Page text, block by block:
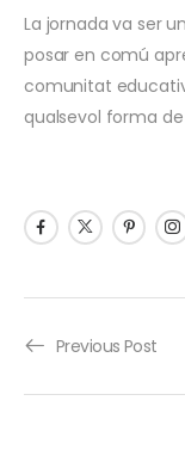
La jornada va ser
posar en comú
comunitat
qualsevol forma
Previous Post